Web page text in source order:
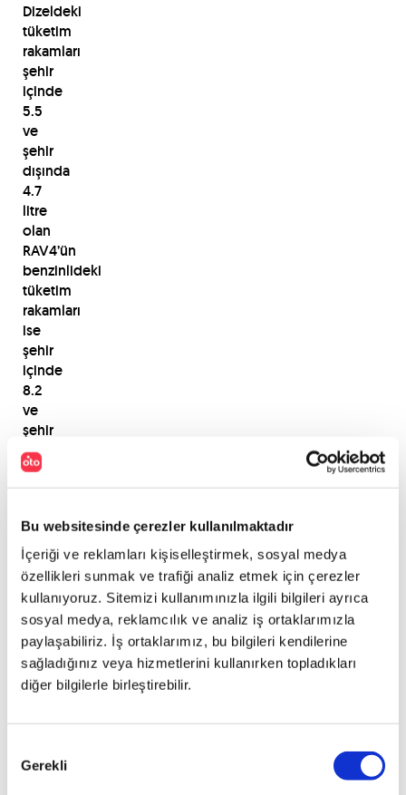
Bu websitesinde çerezler kullanılmaktadır
İçeriği ve reklamları kişiselleştirmek, sosyal medya
özellikleri sunmak ve trafiği analiz etmek için çerezler
kullanıyoruz. Sitemizi kullanımınızla ilgili bilgileri ayrıca
sosyal medya, reklamcılık ve analiz iş ortaklarımızla
paylaşabiliriz. İş ortaklarımız, bu bilgileri kendilerine
sağladığınız veya hizmetlerini kullanırken topladıkları
diğer bilgilerle birleştirebilir.
Seçimi
Gerekli
Dizeldeki
tüketim
rakamları
şehir
içinde
5.5
ve
şehir
dışında
4.7
litre
olan
RAV4’ün
benzinlideki
tüketim
rakamları
ise
şehir
içinde
8.2
ve
şehir
dışında
5.6
litre.
İki
model
arasındaki
belki
de
en
büyük
fark
Subaru
bütün